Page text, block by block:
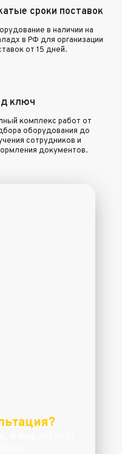
сроки поставок
в наличии на
в РФ для организации
от 15 дней.
ключ
комплекс работ от
оборудования до
сотрудников и
документов.